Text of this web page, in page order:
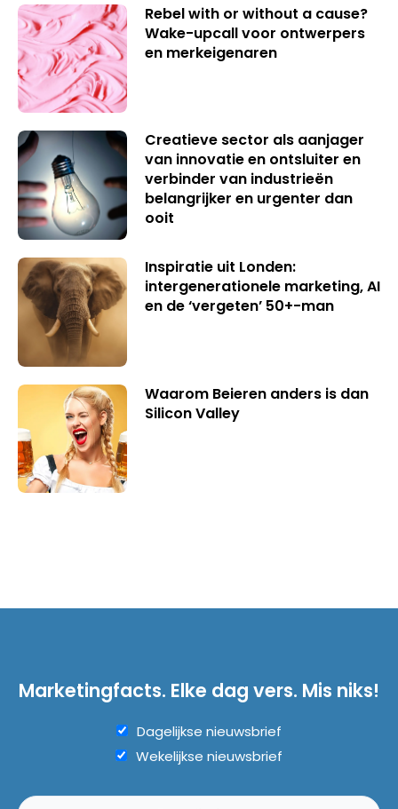
Rebel with or without a cause?
Wake-upcall voor ontwerpers
en merkeigenaren
Creatieve sector als aanjager
van innovatie en ontsluiter en
verbinder van industrieën
belangrijker en urgenter dan
ooit
Inspiratie uit Londen:
intergenerationele marketing, AI
en de ‘vergeten’ 50+-man
Waarom Beieren anders is dan
Silicon Valley
Marketingfacts. Elke dag vers. Mis niks!
Dagelijkse nieuwsbrief
Wekelijkse nieuwsbrief